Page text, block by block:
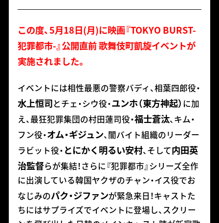
この度、5月18日(月)に映画『TOKYO BURST-
犯罪都市-』公開直前 歌舞伎町凱旋イベントが
実施されました。
イベントには相性最悪の警察バディ、相葉四郎役・
水上恒司とチェ・シウ役・ユンホ（東方神起） に加
え、最狂犯罪集団の村田蓮司役・福士蒼汰、キム・
フン役・オム・ギジュン、闇バイト組織のリーダー
ラビット役・ とにかく明るい安村、そして内田英
治監督らが集結！さらに『犯罪都市』シリーズ全作
に出演している韓国ヤクザのチャン・イス役でお
なじみのパク・ジファンが緊急来日！キャストた
ちにはサプライズでイベントに登場し、スクリー